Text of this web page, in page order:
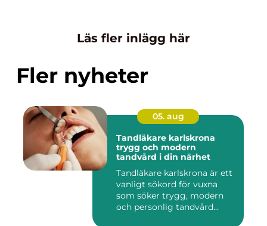
Läs fler inlägg här
Fler nyheter
05. aug
Tandläkare karlskrona
trygg och modern
tandvård i din närhet
Tandläkare karlskrona är ett
vanligt sökord för vuxna
som söker trygg, modern
och personlig tandvård...